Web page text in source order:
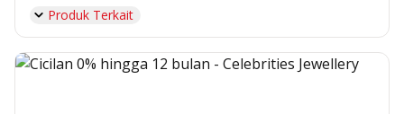
Produk Terkait